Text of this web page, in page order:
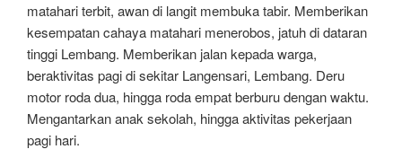
matahari terbit, awan di langit membuka tabir. Memberikan
kesempatan cahaya matahari menerobos, jatuh di dataran
tinggi Lembang. Memberikan jalan kepada warga,
beraktivitas pagi di sekitar Langensari, Lembang. Deru
motor roda dua, hingga roda empat berburu dengan waktu.
Mengantarkan anak sekolah, hingga aktivitas pekerjaan
pagi hari.